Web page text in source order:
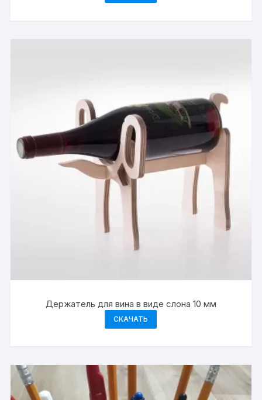
Держатель для вина в виде слона 10 мм
СКАЧАТЬ